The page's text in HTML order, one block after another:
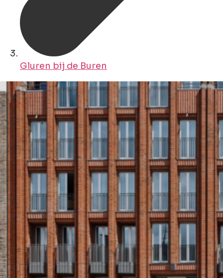
Gluren bij de Buren